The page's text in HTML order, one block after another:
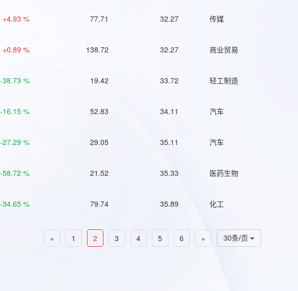
+4.93 % 77.71 32.27 传媒
+0.89 % 138.72 32.27 商业贸易
-38.73 % 19.42 33.72 轻工制造
-16.15 % 52.83 34.11 汽车
-27.29 % 29.05 35.11 汽车
-58.72 % 21.52 35.33 医药生物
-34.65 % 79.74 35.89 化工
30条/页
« 1 2 3 4 5 6 »